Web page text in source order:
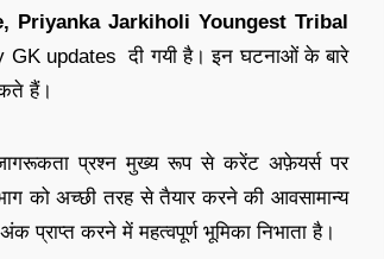
Priyanka Jarkiholi Youngest Tribal
GK updates दी गयी है। इन घटनाओं के बारे
हैं।
प्रश्न मुख्य रूप से करेंट अफ़ेयर्स पर
को अच्छी तरह से तैयार करने की आवसामान्य
करने में महत्वपूर्ण भूमिका निभाता है।